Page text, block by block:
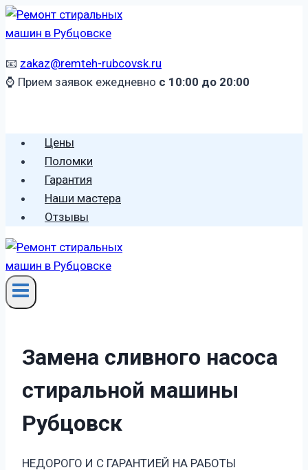
Перейти
к
📧 zakaz@remteh-rubcovsk.ru
⌚ Прием заявок ежедневно с 10:00 до 20:00
Цены
Поломки
Гарантия
Наши мастера
Отзывы
Замена сливного насоса
стиральной машины
Рубцовск
НЕДОРОГО И С ГАРАНТИЕЙ НА РАБОТЫ